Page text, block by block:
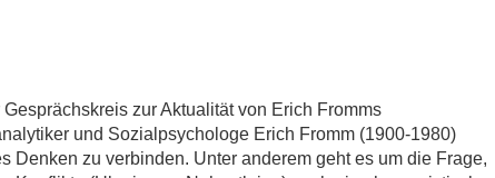
zur Aktualität von Erich Fromms
und Sozialpsychologe Erich Fromm (1900-1980)
Denken zu verbinden. Unter anderem geht es um die Frage,